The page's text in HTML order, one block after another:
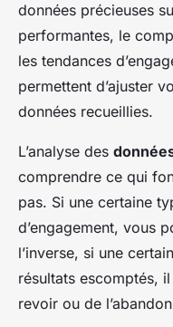
données précieuses
performantes, le
les tendances
permettent d’ajuster
données recueillies.
L’analyse des
comprendre ce qui
pas. Si une certaine
d’engagement, vous
l’inverse, si une
résultats escomptés,
revoir ou de